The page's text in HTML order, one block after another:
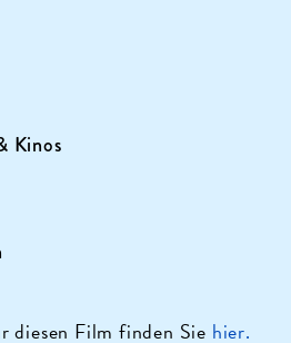
Kinos
diesen Film finden Sie hier.